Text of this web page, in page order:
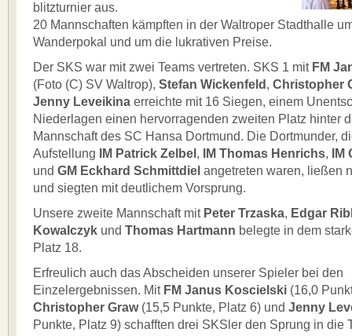
blitzturnier aus.
20 Mannschaften kämpften in der Waltroper Stadthalle
Wanderpokal und um die lukrativen Preise.
Der SKS war mit zwei Teams vertreten. SKS 1 mit FM
(Foto (C) SV Waltrop), Stefan Wickenfeld , Christopher
Jenny Leveikina erreichte mit 16 Siegen, einem
Niederlagen einen hervorragenden zweiten Platz hinter
Mannschaft des SC Hansa Dortmund. Die Dortmunder,
Aufstellung
IM Patrick Zelbel , IM Thomas Henrichs,
und GM Eckhard Schmittdiel angetreten waren, ließen
und siegten mit deutlichem Vorsprung.
Unsere zweite Mannschaft mit Peter Trzaska, Edgar
Kowalczyk und Thomas Hartmann belegte in dem
Platz 18.
Erfreulich auch das Abscheiden unserer Spieler bei den
Einzelergebnissen. Mit FM Janus Koscielski (16,0
Christopher Graw(15,5 Punkte, Platz 6) und Jenny
Punkte, Platz 9) schafften drei SKSler den Sprung in die